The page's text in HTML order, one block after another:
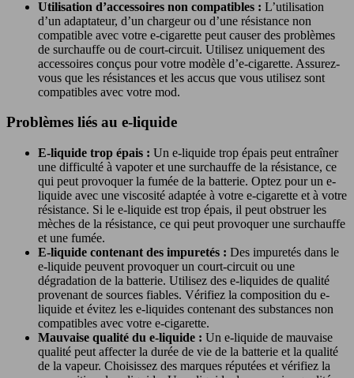
Utilisation d’accessoires non compatibles : L’utilisation
d’un adaptateur, d’un chargeur ou d’une résistance non
compatible avec votre e-cigarette peut causer des problèmes
de surchauffe ou de court-circuit. Utilisez uniquement des
accessoires conçus pour votre modèle d’e-cigarette. Assurez-
vous que les résistances et les accus que vous utilisez sont
compatibles avec votre mod.
Problèmes liés au e-liquide
E-liquide trop épais : Un e-liquide trop épais peut entraîner
une difficulté à vapoter et une surchauffe de la résistance, ce
qui peut provoquer la fumée de la batterie. Optez pour un e-
liquide avec une viscosité adaptée à votre e-cigarette et à votre
résistance. Si le e-liquide est trop épais, il peut obstruer les
mèches de la résistance, ce qui peut provoquer une surchauffe
et une fumée.
E-liquide contenant des impuretés : Des impuretés dans le
e-liquide peuvent provoquer un court-circuit ou une
dégradation de la batterie. Utilisez des e-liquides de qualité
provenant de sources fiables. Vérifiez la composition du e-
liquide et évitez les e-liquides contenant des substances non
compatibles avec votre e-cigarette.
Mauvaise qualité du e-liquide : Un e-liquide de mauvaise
qualité peut affecter la durée de vie de la batterie et la qualité
de la vapeur. Choisissez des marques réputées et vérifiez la